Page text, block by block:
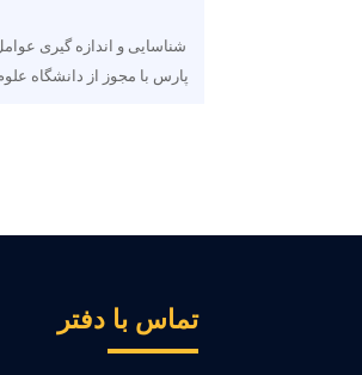
شناسایی و اندازه گیری
پارس با مجوز از دانشگاه
تماس با دفتر